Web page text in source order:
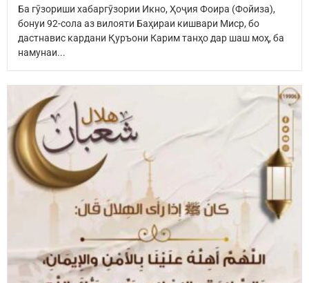
Ба гӯзориши хабаргӯзории Икно, Ҳоҷия Фоира (Фойиза),
бонуи 92-сола аз вилояти Баҳираи кишвари Миср, бо
дастнавис кардани Қуръони Карим танҳо дар шаш моҳ, ба
намунаи...